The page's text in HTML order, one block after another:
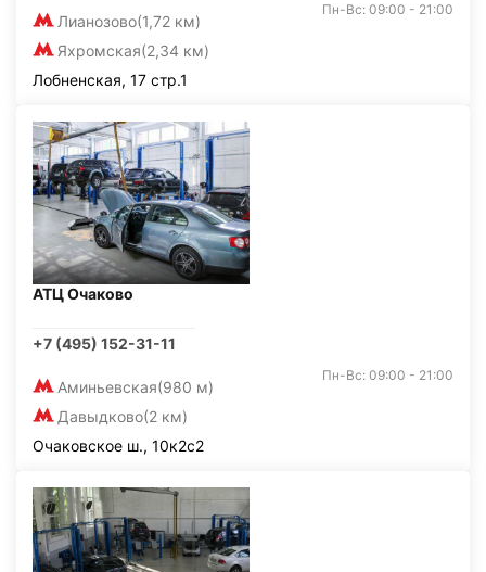
Лианозово(1,72 км)
Яхромская(2,34 км)
Пн-Вс: 09:00 - 21:00
Лобненская, 17 стр.1
АТЦ Очаково
+7 (495) 152-31-11
Аминьевская(980 м)
Давыдково(2 км)
Пн-Вс: 09:00 - 21:00
Очаковское ш., 10к2с2